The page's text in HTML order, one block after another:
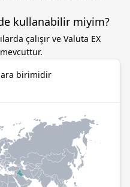
kullanabilir miyim?
çalışır ve Valuta EX
birimidir